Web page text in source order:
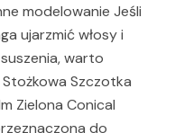
modelowanie Jeśli
ujarzmić włosy i
warto
Szczotka
Zielona Conical
do